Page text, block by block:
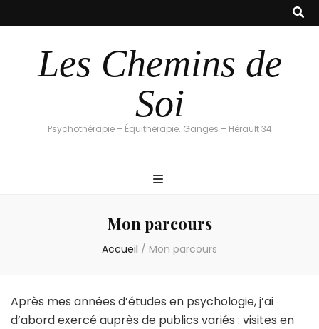
Les Chemins de
Soi
Psychothérapie – Équithérapie. Ganges – Hérault 34
Mon parcours
Accueil / Mon parcours
Après mes années d’études en psychologie, j’ai
d’abord exercé auprès de publics variés : visites en